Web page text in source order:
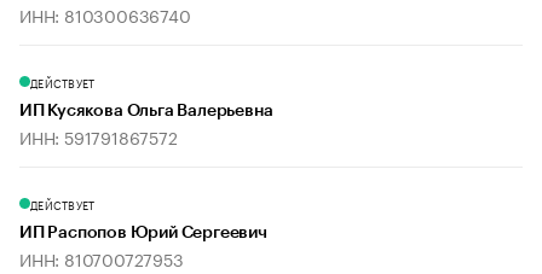
ИНН: 810300636740
ДЕЙСТВУЕТ
ИП Кусякова Ольга Валерьевна
ИНН: 591791867572
ДЕЙСТВУЕТ
ИП Распопов Юрий Сергеевич
ИНН: 810700727953